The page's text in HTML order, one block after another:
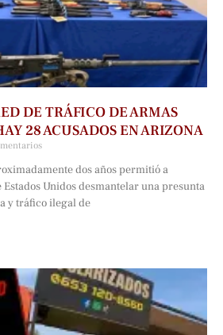
DE TRÁFICO DE ARMAS
28 ACUSADOS EN ARIZONA
dos años permitió a
Unidos desmantelar una presunta
y tráfico ilegal de